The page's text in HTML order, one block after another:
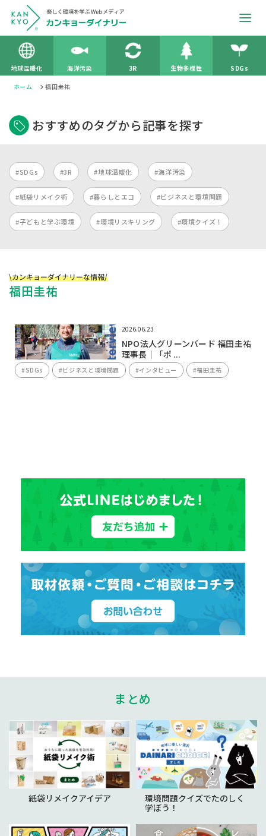
地球温暖化 海洋汚染 3R 生物多様性 SDGs
ホーム 福田圭祐
おすすめのタグから記事を探す
#SDGs #3R #地球温暖化 #海洋汚染
#紙袋リメイク術 #暮らしとエコ #ビジネスと環境問題
#子どもと学ぶ環境 #環境リスキリング #環境クイズ！
\カンキョーダイナリーな情報/
福田圭祐
2026.06.23
NPO法人グリーンバード 福田圭祐
理事長｜「ポ ...
#SDGs #ビジネスと環境問題 #インタビュー #福田圭祐
まとめ
紙袋リメイクアイデア
環境問題クイズでたのしく
学ぼう！